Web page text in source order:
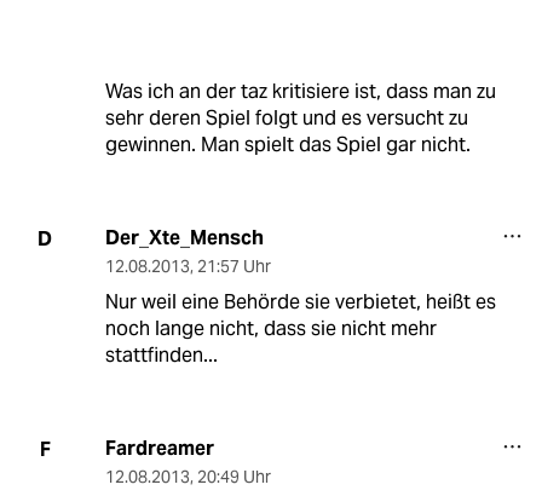
Was ich an der taz kritisiere ist, dass man zu
sehr deren Spiel folgt und es versucht zu
gewinnen. Man spielt das Spiel gar nicht.
D Der_Xte_Mensch
12.08.2013, 21:57 Uhr
Nur weil eine Behörde sie verbietet, heißt es
noch lange nicht, dass sie nicht mehr
stattfinden...
F Fardreamer
12.08.2013, 20:49 Uhr